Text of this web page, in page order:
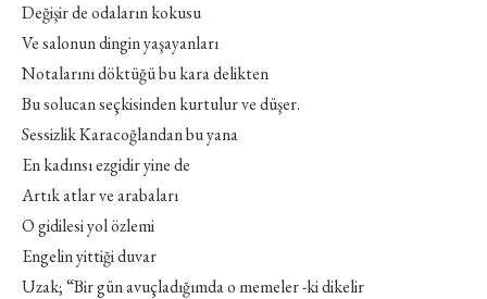
Değişir de odaların kokusu
Ve salonun dingin yaşayanları
Notalarını döktüğü bu kara delikten
Bu solucan seçkisinden kurtulur ve düşer.
Sessizlik Karacoğlandan bu yana
En kadınsı ezgidir yine de
Artık atlar ve arabaları
O gidilesi yol özlemi
Engelin yittiği duvar
Uzak; “Bir gün avuçladığımda o memeler -ki dikelir